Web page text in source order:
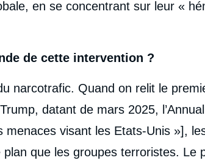
en se concentrant sur leur «
de cette intervention ?
narcotrafic. Quand on relit le
datant de mars 2025,
menaces visant les Etats-Unis »],
que les groupes terroristes. Le